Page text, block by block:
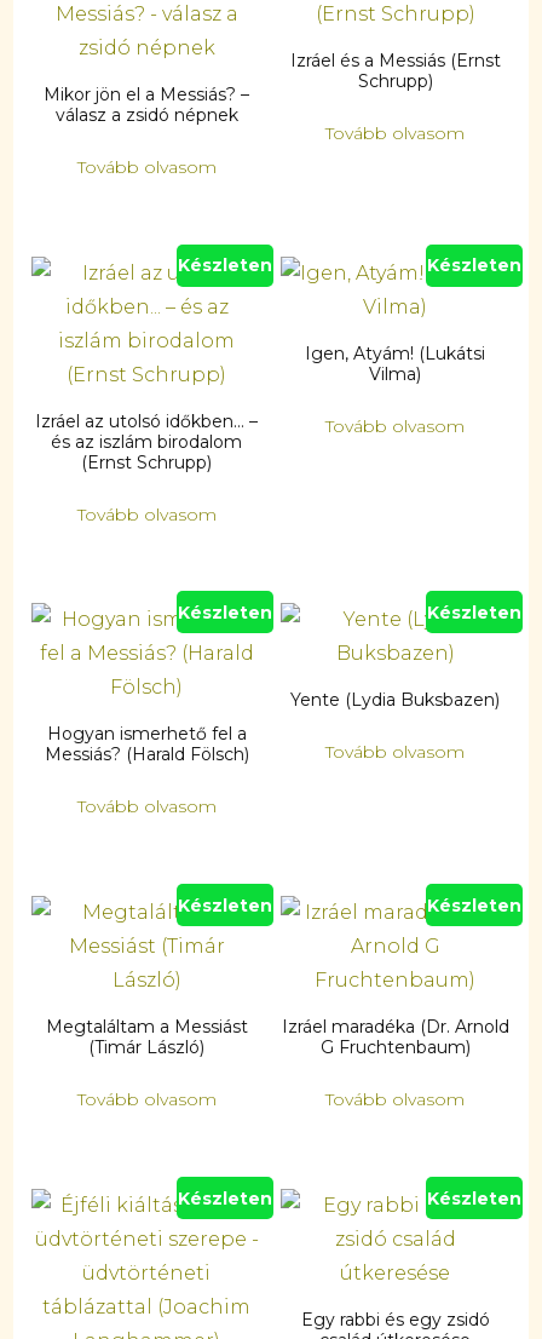
Mikor jön el a Messiás? –
válasz a zsidó népnek
Tovább olvasom
Izráel és a Messiás (Ernst
Schrupp)
Tovább olvasom
Készleten
Izráel az utolsó időkben… –
és az iszlám birodalom
(Ernst Schrupp)
Tovább olvasom
Készleten
Igen, Atyám! (Lukátsi
Vilma)
Tovább olvasom
Készleten
Hogyan ismerhető fel a
Messiás? (Harald Fölsch)
Tovább olvasom
Készleten
Yente (Lydia Buksbazen)
Tovább olvasom
Készleten
Megtaláltam a Messiást
(Timár László)
Tovább olvasom
Készleten
Izráel maradéka (Dr. Arnold
G Fruchtenbaum)
Tovább olvasom
Készleten Készleten
Egy rabbi és egy zsidó